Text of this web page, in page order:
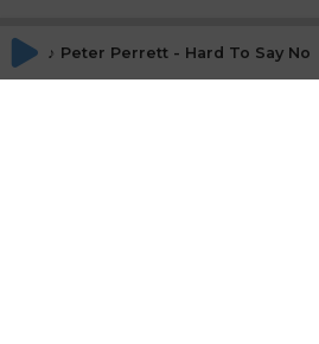
♪ Peter Perrett - Hard To Say No